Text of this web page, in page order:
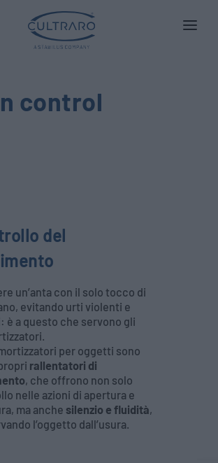
control
del
un’anta con il solo tocco di
evitando urti violenti e
è a questo che servono gli
per oggetti sono
rallentatori di
, che offrono non solo
nelle azioni di apertura e
ma anche silenzio e fluidità,
l’oggetto dall’usura.